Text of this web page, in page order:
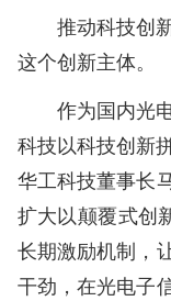
推动科技创
这个创新主体。
作为国内光
科技以科技创新
华工科技董事长
扩大以颠覆式创
长期激励机制，
干劲，在光电子